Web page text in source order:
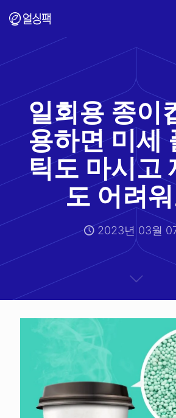
일회용 종이
용하면 미세
틱도 마시고
도 어려
2023년 03월